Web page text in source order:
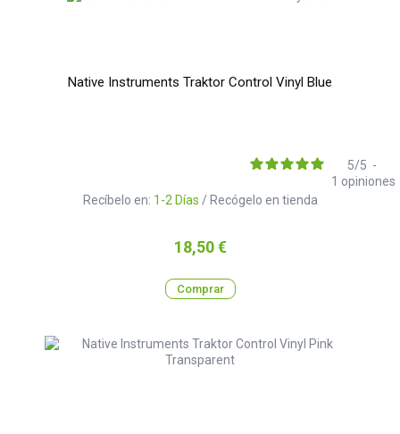
Native Instruments Traktor Control Vinyl Blue
Recíbelo en: 1-2 Días / Recógelo en tienda
5/5 -
1 opiniones
Precio
18,50 €
Comprar